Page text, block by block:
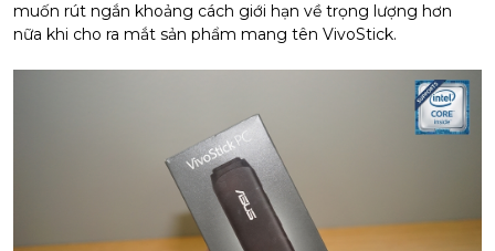
muốn rút ngắn khoảng cách giới hạn về trọng lượng hơn
nữa khi cho ra mắt sản phẩm mang tên VivoStick.